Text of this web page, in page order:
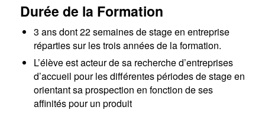
Durée de la Formation
3 ans dont 22 semaines de stage en entreprise
réparties sur les trois années de la formation.
L’élève est acteur de sa recherche d’entreprises
d’accueil pour les différentes périodes de stage en
orientant sa prospection en fonction de ses
affinités pour un produit